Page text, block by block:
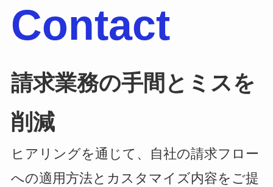
Contact
請求業務の手間とミスを
削減
ヒアリングを通じて、自社の請求フロー
への適用方法とカスタマイズ内容をご提